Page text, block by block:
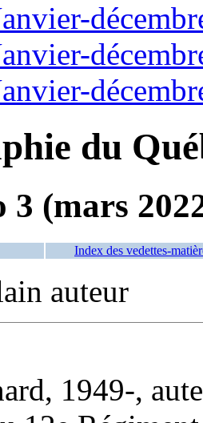
du
3 (mars
Index des vedettes-
auteur
1949-,